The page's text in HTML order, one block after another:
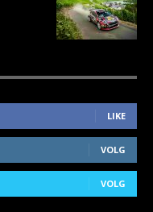
LIKE
VOLG
VOLG